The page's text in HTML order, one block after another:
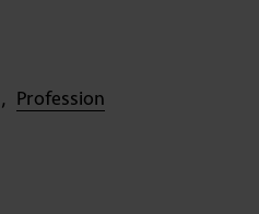
Profession